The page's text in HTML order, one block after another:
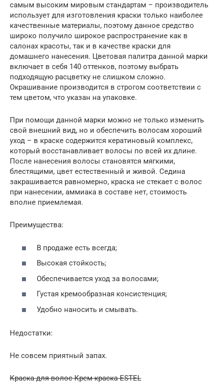
самым высоким мировым стандартам – производитель
использует для изготовления краски только наиболее
качественные материалы, поэтому данное средство
широко получило широкое распространение как в
салонах красоты, так и в качестве краски для
домашнего нанесения. Цветовая палитра данной марки
включает в себя 140 оттенков, поэтому выбрать
подходящую расцветку не слишком сложно.
Окрашивание производится в строгом соответствии с
тем цветом, что указан на упаковке.
При помощи данной марки можно не только изменить
свой внешний вид, но и обеспечить волосам хороший
уход – в краске содержится кератиновый комплекс,
который восстанавливает волосы по всей их длине.
После нанесения волосы становятся мягкими,
блестящими, цвет естественный и живой. Седина
закрашивается равномерно, краска не стекает с волос
при нанесении, аммиака в составе нет, стоимость
вполне приемлемая.
Преимущества:
В продаже есть всегда;
Высокая стойкость;
Обеспечивается уход за волосами;
Густая кремообразная консистенция;
Удобно наносить и смывать.
Недостатки:
Не совсем приятный запах.
Краска для волос Крем-краска ESTEL